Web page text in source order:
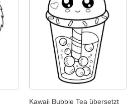
Kawaii Bubble Tea übersetzt